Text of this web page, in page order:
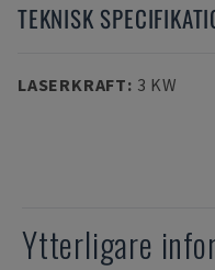
TEKNISK
LASERKRAFT: 3 KW
Ytterligare